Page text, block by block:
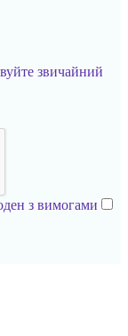
звичайний
з вимогами